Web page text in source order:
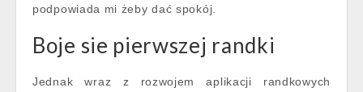
podpowiada mi żeby dać spokój.
Boje sie pierwszej randki
Jednak wraz z rozwojem aplikacji randkowych